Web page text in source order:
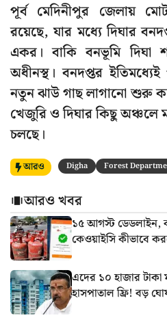
পূর্ব মেদিনীপুর জেলায়
রয়েছে, যার মধ্যে দিঘার
একর। বাকি বনভূমি দিঘা
অধীনস্থ। বনদপ্তর
নতুন ঝাউ গাছ লাগানো শুরু
খেজুরি ও দিঘার কিছু অঞ্চলে
চলছে।
আরও Digha Forest
আরও খবর
১৫ আগস্ট ডেডলাইন,
কেওয়াইসি কীভাবে
এদের ১০ হাজার টাকা
হাসপাতাল ফ্রি! বড়